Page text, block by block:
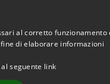
al corretto funzionamento
di elaborare informazioni
seguente link